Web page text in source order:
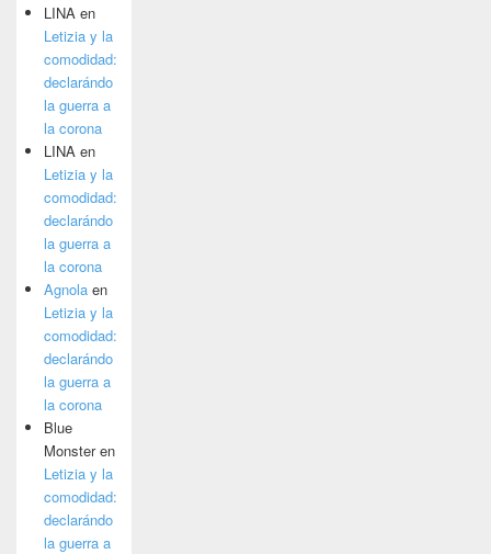
LINA en
Letizia y la
comodidad:
declarándo
la guerra a
la corona
LINA en
Letizia y la
comodidad:
declarándo
la guerra a
la corona
Agnola en
Letizia y la
comodidad:
declarándo
la guerra a
la corona
Blue
Monsteren
Letizia y la
comodidad:
declarándo
la guerra a